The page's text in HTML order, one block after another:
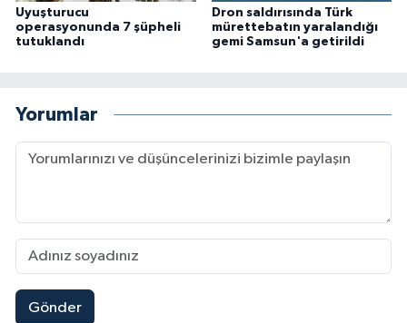
Uyuşturucu
operasyonunda 7 şüpheli
tutuklandı
Dron saldırısında Türk
mürettebatın yaralandığı
gemi Samsun'a getirildi
Yorumlar
Gönder